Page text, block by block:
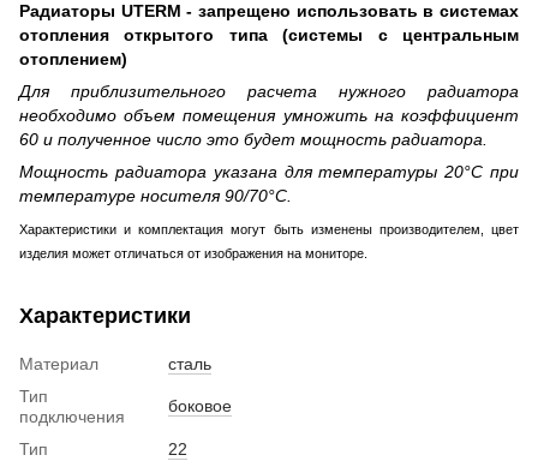
Радиаторы UTERM - запрещено использовать в системах
отопления открытого типа (системы с центральным
отоплением)
Для приблизительного расчета нужного радиатора
необходимо объем помещения умножить на коэффициент
60 и полученное число это будет мощность радиатора.
Мощность радиатора указана для температуры 20°С при
температуре носителя 90/70°С.
Характеристики и комплектация могут быть изменены производителем, цвет
изделия может отличаться от изображения на мониторе.
Характеристики
Материал
сталь
Тип
подключения
боковое
Тип
22